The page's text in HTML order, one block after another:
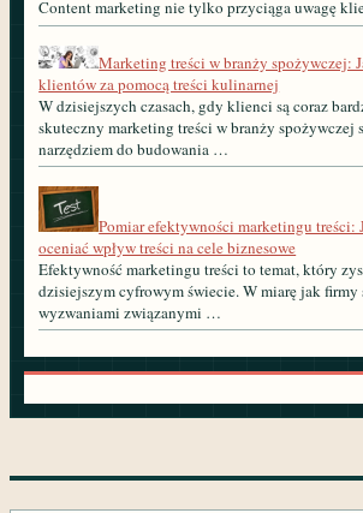
Content marketing nie tylko przyciąga uwagę
Marketing treści w branży spożywczej:
klientów za pomocą treści kulinarnej
W dzisiejszych czasach, gdy klienci są coraz
skuteczny marketing treści w branży spożywczej
narzędziem do budowania …
Pomiar efektywności marketingu treści:
oceniać wpływ treści na cele biznesowe
Efektywność marketingu treści to temat, który
dzisiejszym cyfrowym świecie. W miarę jak firmy
wyzwaniami związanymi …